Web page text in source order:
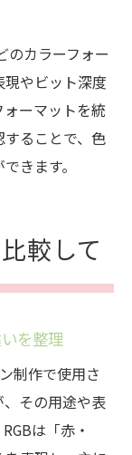
のカラーフォー
やビット深度
ーマットを統
ることで、色
きます。
較して
を整理
制作で使用さ
その用途や表
は「赤・